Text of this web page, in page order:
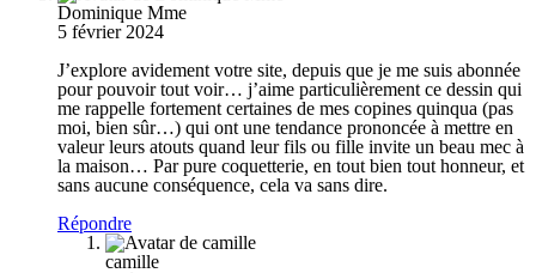
Dominique Mme
5 février 2024
J’explore avidement votre site, depuis que je me suis abonnée
pour pouvoir tout voir… j’aime particulièrement ce dessin qui
me rappelle fortement certaines de mes copines quinqua (pas
moi, bien sûr…) qui ont une tendance prononcée à mettre en
valeur leurs atouts quand leur fils ou fille invite un beau mec à
la maison… Par pure coquetterie, en tout bien tout honneur, et
sans aucune conséquence, cela va sans dire.
Répondre
camille